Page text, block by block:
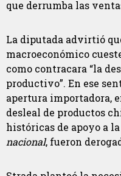
que derrumba las
La diputada advirtió
macroeconómico
como contracara “la
productivo”. En ese
apertura importadora,
desleal de productos
históricas de apoyo a
nacional, fueron